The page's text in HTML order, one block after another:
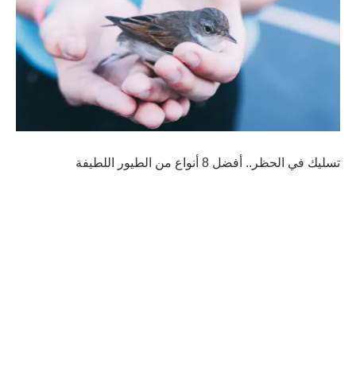
تسليك في الحظر.. أفضل 8 أنواع من الطيور اللطيفة